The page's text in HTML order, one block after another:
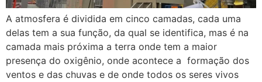
A atmosfera é dividida em cinco camadas, cada uma
delas tem a sua função, da qual se identifica, mas é na
camada mais próxima a terra onde tem a maior
presença do oxigênio, onde acontece a formação dos
ventos e das chuvas e de onde todos os seres vivos